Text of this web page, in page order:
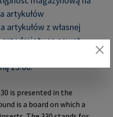
artykułów
artykułów z własnej
są nawet
13:00.